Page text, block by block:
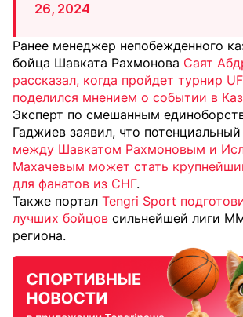
26, 2024
Ранее менеджер непобежденного
бойца Шавката Рахмонова Саят
рассказал, когда пройдет турнир
поделился мнением о событии в
Эксперт по смешанным
Гаджиев заявил, что потенциальный
между Шавкатом Рахмоновым и
Махачевым может стать
для фанатов из СНГ.
Также портал Tengri Sport
лучших бойцов сильнейшей лиги
региона.